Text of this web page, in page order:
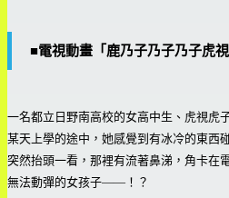
■電視動畫「鹿乃子乃子乃子虎
一名都立日野南高校的女高中生、虎視虎
某天上學的途中，她感覺到有冰冷的東西
突然抬頭一看，那裡有流著鼻涕，角卡在
無法動彈的女孩子――！？